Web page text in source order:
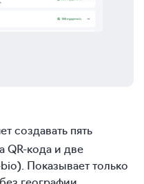
создавать пять
QR-кода и две
Показывает только